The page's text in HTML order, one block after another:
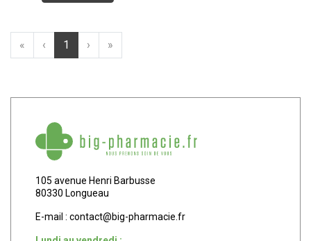
« ‹ 1 › »
105 avenue Henri Barbusse
80330 Longueau
E-mail : contact@big-pharmacie.fr